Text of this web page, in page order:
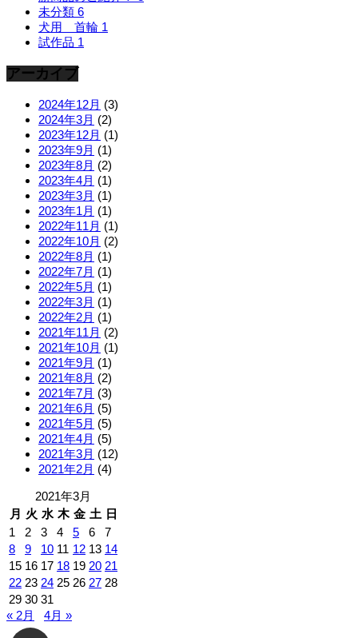
未分類 6
犬用 首輪 1
試作品 1
アーカイブ
2024年12月 (3)
2024年3月 (2)
2023年12月 (1)
2023年9月 (1)
2023年8月 (2)
2023年4月 (1)
2023年3月 (1)
2023年1月 (1)
2022年11月 (1)
2022年10月 (2)
2022年8月 (1)
2022年7月 (1)
2022年5月 (1)
2022年3月 (1)
2022年2月 (1)
2021年11月 (2)
2021年10月 (1)
2021年9月 (1)
2021年8月 (2)
2021年7月 (3)
2021年6月 (5)
2021年5月 (5)
2021年4月 (5)
2021年3月 (12)
2021年2月 (4)
2021年3月
月 火 水 木 金 土 日
1
2 3 4 5 6
7
8
9 10 11 12 13 14
15 16 17 18 19 20 21
22 23 24 25 26 27 28
29 30 31
« 2月
4月 »